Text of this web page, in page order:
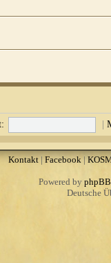
|
Kontakt| Facebook|
Powered by phpBB
Deutsche